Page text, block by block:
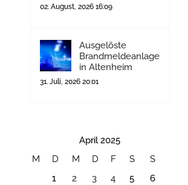
02. August, 2026 16:09
Ausgelöste
Brandmeldeanlage
in Altenheim
31. Juli, 2026 20:01
April 2025
M
D M D F S
S
1
2 3 4 5 6